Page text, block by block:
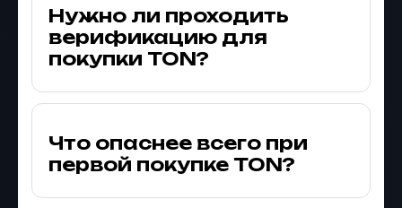
Нужно ли проходить
верификацию для
покупки TON?
Что опаснее всего при
первой покупке TON?